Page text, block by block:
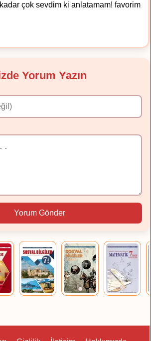
çok sevdim ki anlatamam! favorim
Yorum Yazın
Yorum Gönder